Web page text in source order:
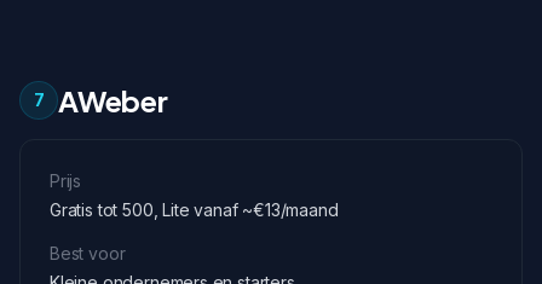
7 AWeber
Prijs
Gratis tot 500, Lite vanaf ~€13/maand
Best voor